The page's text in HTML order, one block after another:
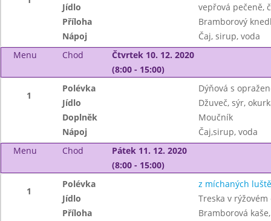
Jídlo
vepřová pečeně,
Příloha
Bramborový
Nápoj
Čaj, sirup, voda
Menu
Chod
Čtvrtek 10. 12. 2020
(8:00 - 15:00)
1
Polévka
Dýňová s
Jídlo
Džuveč, sýr,
Doplněk
Moučník
Nápoj
Čaj,sirup, voda
Menu
Chod
Pátek 11. 12. 2020
(8:00 - 15:00)
1
Polévka
z míchaných
Jídlo
Treska v
Příloha
Bramborová